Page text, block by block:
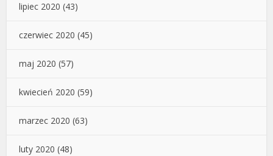
lipiec 2020 (43)
czerwiec 2020 (45)
maj 2020 (57)
kwiecień 2020 (59)
marzec 2020 (63)
luty 2020 (48)